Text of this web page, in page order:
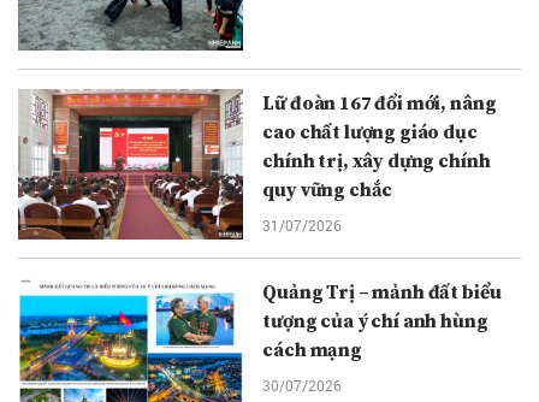
Lữ đoàn 167 đổi mới, nâng
cao chất lượng giáo dục
chính trị, xây dựng chính
quy vững chắc
31/07/2026
Quảng Trị – mảnh đất biểu
tượng của ý chí anh hùng
cách mạng
30/07/2026